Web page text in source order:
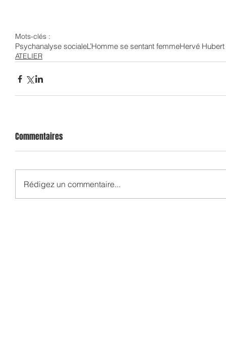
Mots-clés :
Psychanalyse socialeL’Homme se sentant femmeHervé Hubert
ATELIER
Commentaires
Rédigez un commentaire...